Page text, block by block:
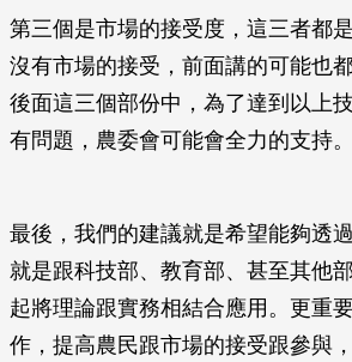
第三個是市場的接受度，這三者都
沒有市場的接受，前面講的可能也
後面這三個部份中，為了達到以上
有問題，農委會可能會全力的支持。
最後，我們的建議就是希望能夠透
就是跟科技部、教育部、甚至其他
起將理論跟實務相結合應用。更重
作，提高農民跟市場的接受跟參與